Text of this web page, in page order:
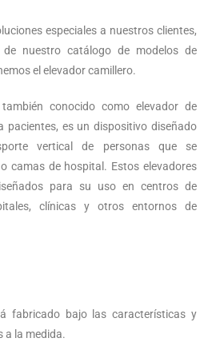
especiales a nuestros clientes,
nuestro catálogo de modelos de
el elevador camillero.
conocido como elevador de
pacientes, es un dispositivo diseñado
vertical de personas que se
camas de hospital. Estos elevadores
para su uso en centros de
clínicas y otros entornos de
fabricado bajo las características y
a la medida.